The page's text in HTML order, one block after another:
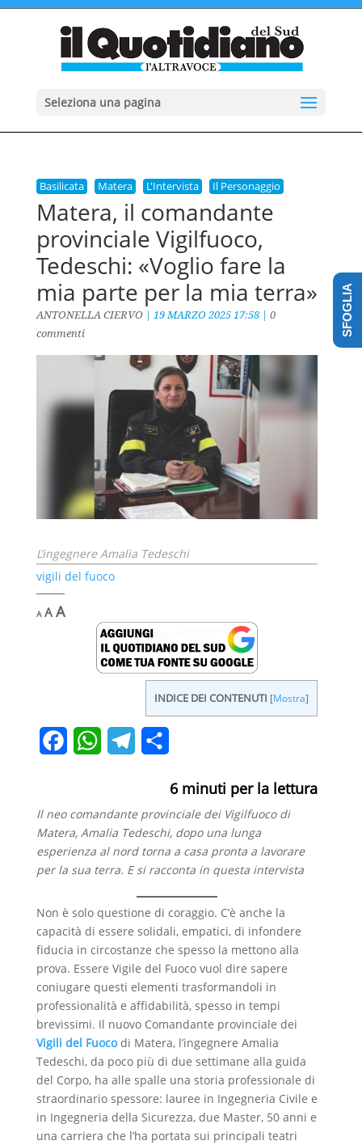
Seleziona una pagina
Basilicata Matera L'Intervista Il Personaggio
Matera, il comandante
provinciale Vigilfuoco,
Tedeschi: «Voglio fare la
mia parte per la mia terra»
ANTONELLA CIERVO| 19 MARZO 2025 17:58| 0
commenti
L’ingegnere Amalia Tedeschi
vigili del fuoco
A
Decrease
font
AReset
AIncrease
INDICE DEI CONTENUTI [Mostra]
e
b
o
k
W
t
s
A
p
e
g
r
m
n
d
i
v
d
i
6minuti per la lettura
Il neo comandante provinciale dei Vigilfuoco di
Matera, Amalia Tedeschi, dopo una lunga
esperienza al nord torna a casa pronta a lavorare
per la sua terra. E si racconta in questa intervista
Non è solo questione di coraggio. C’è anche la
capacità di essere solidali, empatici, di infondere
fiducia in circostanze che spesso la mettono alla
prova. Essere Vigile del Fuoco vuol dire sapere
coniugare questi elementi trasformandoli in
professionalità e affidabilità, spesso in tempi
brevissimi. Il nuovo Comandante provinciale dei
Vigili del Fuocodi Matera, l’ingegnere Amalia
Tedeschi, da poco più di due settimane alla guida
del Corpo, ha alle spalle una storia professionale di
straordinario spessore: lauree in Ingegneria Civile e
in Ingegneria della Sicurezza, due Master, 50 anni e
una carriera che l’ha portata sui principali teatri
SFOGLIA